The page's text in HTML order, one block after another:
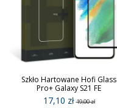
Szkło Hartowane Hofi Glass
Pro+ Galaxy S21 FE
17,10 zł19,00 zł